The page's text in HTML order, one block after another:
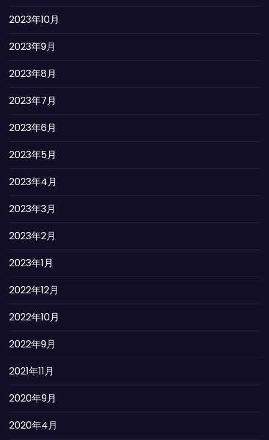
2023年10月
2023年9月
2023年8月
2023年7月
2023年6月
2023年5月
2023年4月
2023年3月
2023年2月
2023年1月
2022年12月
2022年10月
2022年9月
2021年11月
2020年9月
2020年4月